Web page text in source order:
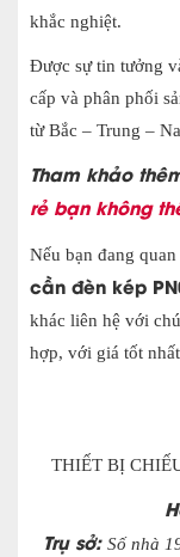
khắc nghiệt.
Được sự tin tưởng
cấp và phân phối
từ Bắc – Trung –
Tham khảo
rẻ bạn không
Nếu bạn đang
cần đèn kép
khác liên hệ với
hợp, với giá tốt
THIẾT BỊ
Trụ sở: Số nhà